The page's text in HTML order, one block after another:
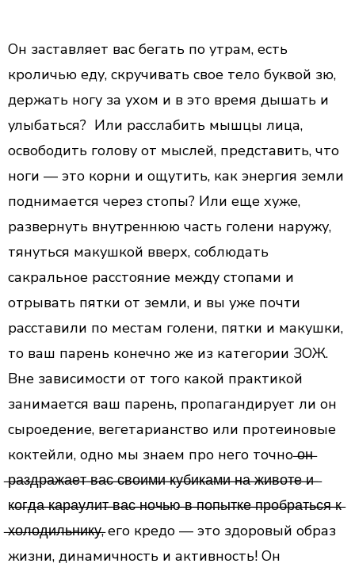
Он заставляет вас бегать по утрам, есть
кроличью еду, скручивать свое тело буквой зю,
держать ногу за ухом и в это время дышать и
улыбаться? Или расслабить мышцы лица,
освободить голову от мыслей, представить, что
ноги — это корни и ощутить, как энергия земли
поднимается через стопы? Или еще хуже,
развернуть внутреннюю часть голени наружу,
тянуться макушкой вверх, соблюдать
сакральное расстояние между стопами и
отрывать пятки от земли, и вы уже почти
расставили по местам голени, пятки и макушки,
то ваш парень конечно же из категории ЗОЖ.
Вне зависимости от того какой практикой
занимается ваш парень, пропагандирует ли он
сыроедение, вегетарианство или протеиновые
коктейли, одно мы знаем про него точно ̶о̶н̶
̶р̶а̶з̶д̶р̶а̶ж̶а̶е̶т̶ ̶в̶а̶с̶ ̶с̶в̶о̶и̶м̶и̶ ̶к̶у̶б̶и̶к̶а̶м̶и̶ ̶н̶а̶ ̶ж̶и̶в̶о̶т̶е̶ ̶и̶ ̶
к̶о̶г̶д̶а̶ ̶к̶а̶р̶а̶у̶л̶и̶т̶ ̶в̶а̶с̶ ̶н̶о̶ч̶ь̶ю̶ ̶в̶ ̶п̶о̶п̶ы̶т̶к̶е̶ ̶п̶р̶о̶б̶р̶а̶т̶ь̶с̶я̶ ̶к̶
̶х̶о̶л̶о̶д̶и̶л̶ь̶н̶и̶к̶у̶, его кредо — это здоровый образ
жизни, динамичность и активность​! Он